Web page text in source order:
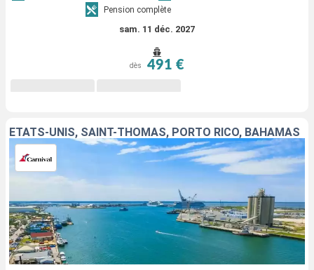
Pension complète
sam. 11 déc. 2027
dès 491 €
ÉTATS-UNIS, SAINT-THOMAS, PORTO RICO, BAHAMAS